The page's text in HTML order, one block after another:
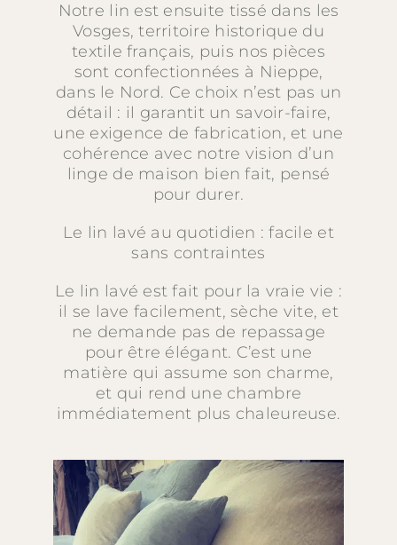
Notre lin est ensuite tissé dans les
Vosges, territoire historique du
textile français, puis nos pièces
sont confectionnées à Nieppe,
dans le Nord. Ce choix n’est pas un
détail : il garantit un savoir-faire,
une exigence de fabrication, et une
cohérence avec notre vision d’un
linge de maison bien fait, pensé
pour durer.
Le lin lavé au quotidien : facile et
sans contraintes
Le lin lavé est fait pour la vraie vie :
il se lave facilement, sèche vite, et
ne demande pas de repassage
pour être élégant. C’est une
matière qui assume son charme,
et qui rend une chambre
immédiatement plus chaleureuse.